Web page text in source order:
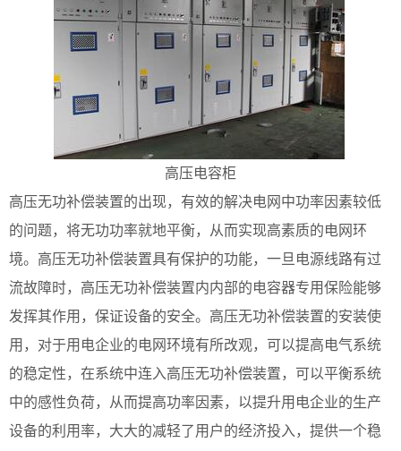
高压电容柜
高压无功补偿装置的出现，有效的解决电网中功率因素较低
的问题，将无功功率就地平衡，从而实现高素质的电网环
境。高压无功补偿装置具有保护的功能，一旦电源线路有过
流故障时，高压无功补偿装置内内部的电容器专用保险能够
发挥其作用，保证设备的安全。高压无功补偿装置的安装使
用，对于用电企业的电网环境有所改观，可以提高电气系统
的稳定性，在系统中连入高压无功补偿装置，可以平衡系统
中的感性负荷，从而提高功率因素，以提升用电企业的生产
设备的利用率，大大的减轻了用户的经济投入，提供一个稳